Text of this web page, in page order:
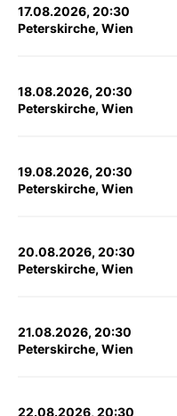
17.08.2026, 20:30
Peterskirche, Wien
18.08.2026, 20:30
Peterskirche, Wien
19.08.2026, 20:30
Peterskirche, Wien
20.08.2026, 20:30
Peterskirche, Wien
21.08.2026, 20:30
Peterskirche, Wien
22.08.2026, 20:30